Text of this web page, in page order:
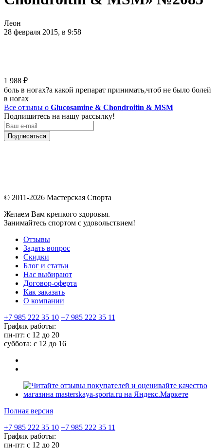
Леон
28 февраля 2015, в 9:58
1 988 ₽
боль в ногах?а какой препарат принимать,чтоб не было болей
в ногах
Все отзывы о Glucosamine & Chondroitin & MSM
Подпишитесь на нашу рассылку!
Подписаться
© 2011-2026 Мастерская Спорта
Желаем Вам крепкого здоровья.
Занимайтесь спортом с удовольствием!
Отзывы
Задать вопрос
Скидки
Блог и статьи
Нас выбирают
Договор-оферта
Как заказать
О компании
+7 985 222 35 10 +7 985 222 35 11
График работы:
пн-пт: с 12 до 20
суббота: c 12 до 16
Полная версия
+7 985 222 35 10 +7 985 222 35 11
График работы:
пн-пт: с 12 до 20